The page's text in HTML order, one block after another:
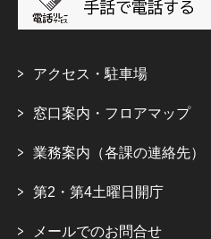
アクセス・駐車場
窓口案内・フロアマップ
業務案内（各課の連絡先）
第2・第4土曜日開庁
メールでのお問合せ